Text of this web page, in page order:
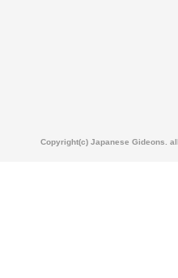
Copyright(c) Japanese Gideons.